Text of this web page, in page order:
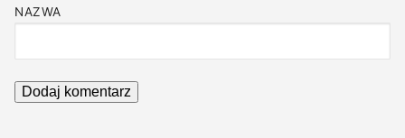
NAZWA